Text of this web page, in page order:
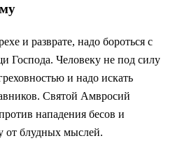
и разврате, надо бороться с
Господа. Человеку не под силу
и надо искать
Святой Амвросий
нападения бесов и
от блудных мыслей.